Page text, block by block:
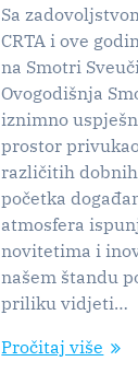
Sa
CRTA i ove
na Smotri
Ovogodišnja
iznimno
prostor
različitih dobnih
početka
atmosfera
novitetima i
našem štandu
priliku vidjeti…
Pročitaj više